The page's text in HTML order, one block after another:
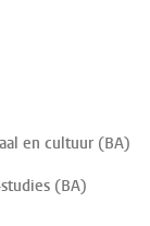
en cultuur (BA)
(BA)